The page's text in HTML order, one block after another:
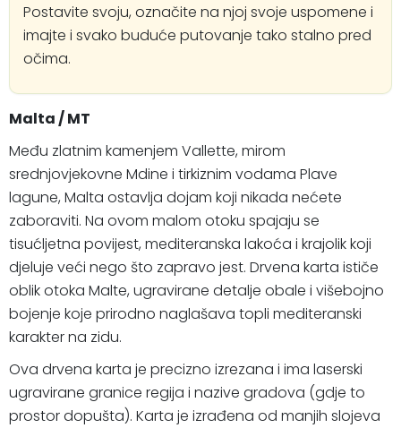
Postavite svoju, označite na njoj svoje uspomene i
imajte i svako buduće putovanje tako stalno pred
očima.
Malta / MT
Među zlatnim kamenjem Vallette, mirom
srednjovjekovne Mdine i tirkiznim vodama Plave
lagune, Malta ostavlja dojam koji nikada nećete
zaboraviti. Na ovom malom otoku spajaju se
tisućljetna povijest, mediteranska lakoća i krajolik koji
djeluje veći nego što zapravo jest. Drvena karta ističe
oblik otoka Malte, ugravirane detalje obale i višebojno
bojenje koje prirodno naglašava topli mediteranski
karakter na zidu.
Ova drvena karta je precizno izrezana i ima laserski
ugravirane granice regija i nazive gradova (gdje to
prostor dopušta). Karta je izrađena od manjih slojeva